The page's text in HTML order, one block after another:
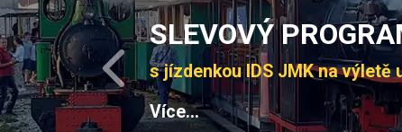
SLEVOVÝ
s jízdenkou IDS JMK na výletě
Více...
Previous